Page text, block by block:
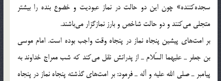
سجده‌كننده» چون اين دو حالت در نماز عبوديت و خضوع بنده را بيشتر
متجلي مي‌كنند و دو حالت شاخص و بارز نمازگزار مي‌باشند.
بر امت‌هاي پيشين پنجاه نماز در پنجاه وقت واجب بوده است. امام موسي
بن جعفر ـ عليهما السّلام ـ از پدرانش نقل مي‌كند كه شب معراج خداوند به
پيامبر ـ صلي الله عليه و آله ـ فرمود: بر امت‌هاي گذشته پنجاه نماز در پنجاه